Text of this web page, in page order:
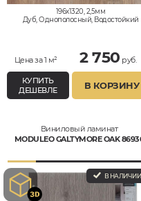
196x1320, 2,5мм
Дуб, Однополосный, Водостойкий
Цена за 1 м² 2 750 руб.
КУПИТЬ
ДЕШЕВЛЕ
В КОРЗИНУ
Виниловый ламинат
MODULEO GALTYMORE OAK
В НАЛИЧИИ